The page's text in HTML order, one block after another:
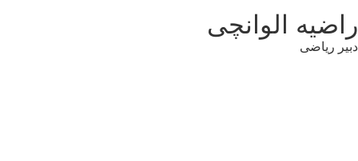
الوانچی
ریاضی